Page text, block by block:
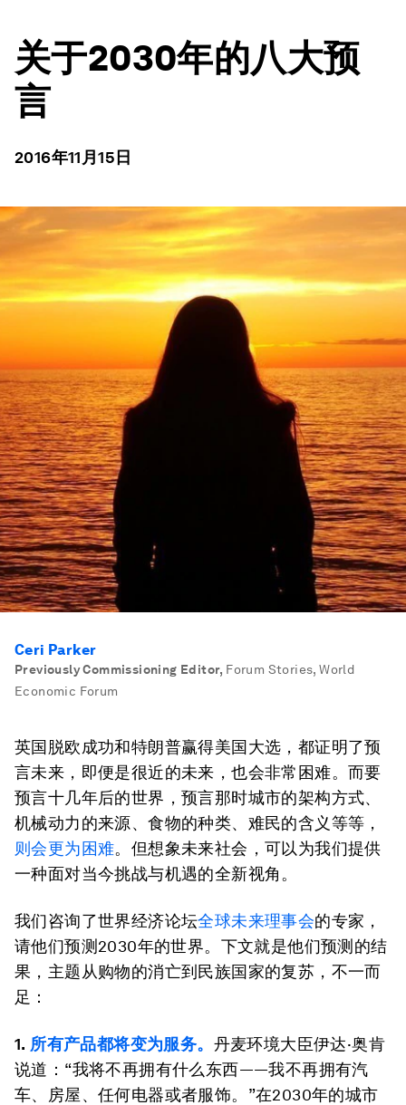
关于2030年的八大预
言
2016年11月15日
Ceri Parker
Previously Commissioning Editor, Forum Stories, World
Economic Forum
英国脱欧成功和特朗普赢得美国大选，都证明了预
言未来，即便是很近的未来，也会非常困难。而要
预言十几年后的世界，预言那时城市的架构方式、
机械动力的来源、食物的种类、难民的含义等等，
则会更为困难。但想象未来社会，可以为我们提供
一种面对当今挑战与机遇的全新视角。
我们咨询了世界经济论坛全球未来理事会的专家，
请他们预测2030年的世界。下文就是他们预测的结
果，主题从购物的消亡到民族国家的复苏，不一而
足：
1. 所有产品都将变为服务。 丹麦环境大臣伊达·奥肯
说道：“我将不再拥有什么东西——我不再拥有汽
车、房屋、任何电器或者服饰。”在2030年的城市